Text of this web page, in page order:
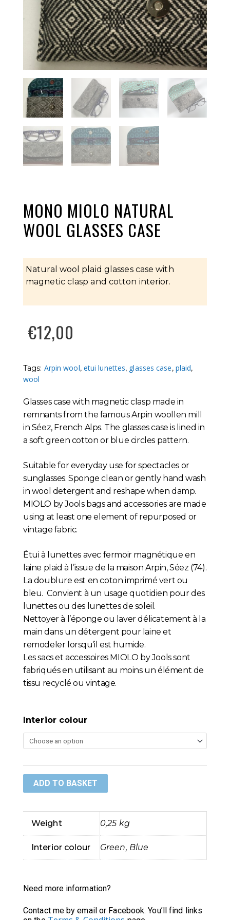
MONO MIOLO NATURAL
WOOL GLASSES CASE
Natural wool plaid glasses case with
magnetic clasp and cotton interior.
€12,00
Tags: Arpin wool, etui lunettes, glasses case, plaid,
wool
Glasses case with magnetic clasp made in
remnants from the famous Arpin woollen mill
in Séez, French Alps. The glasses case is lined in
a soft green cotton or blue circles pattern.
Suitable for everyday use for spectacles or
sunglasses. Sponge clean or gently hand wash
in wool detergent and reshape when damp.
MIOLO by Jools bags and accessories are made
using at least one element of repurposed or
vintage fabric.
Étui à lunettes avec fermoir magnétique en
laine plaid à l’issue de la maison Arpin, Séez (74).
La doublure est en coton imprimé vert ou
bleu. Convient à un usage quotidien pour des
lunettes ou des lunettes de soleil.
Nettoyer à l’éponge ou laver délicatement à la
main dans un détergent pour laine et
remodeler lorsqu’il est humide.
Les sacs et accessoires MIOLO by Jools sont
fabriqués en utilisant au moins un élément de
tissu recyclé ou vintage.
Interior colour
Mono
MIOLO
Natural
Wool
Glasses
Case
quantity
ADD TO BASKET
Weight 0,25 kg
Interior colour Green, Blue
Need more information?
Contact me by email or Facebook. You’ll find links